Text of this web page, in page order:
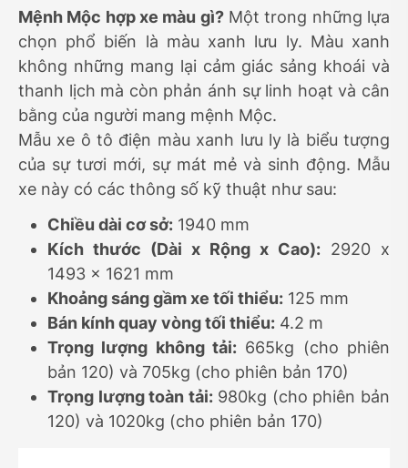
Mệnh Mộc hợp xe màu gì?Một trong những lựa
chọn phổ biến là màu xanh lưu ly. Màu xanh
không những mang lại cảm giác sảng khoái và
thanh lịch mà còn phản ánh sự linh hoạt và cân
bằng của người mang mệnh Mộc.
Mẫu xe ô tô điện màu xanh lưu ly là biểu tượng
của sự tươi mới, sự mát mẻ và sinh động. Mẫu
xe này có các thông số kỹ thuật như sau:
Chiều dài cơ sở: 1940 mm
Kích thước (Dài x Rộng x Cao): 2920 x
1493 x 1621 mm
Khoảng sáng gầm xe tối thiểu: 125 mm
Bán kính quay vòng tối thiểu: 4.2 m
Trọng lượng không tải: 665kg (cho phiên
bản 120) và 705kg (cho phiên bản 170)
Trọng lượng toàn tải:980kg (cho phiên bản
120) và 1020kg (cho phiên bản 170)